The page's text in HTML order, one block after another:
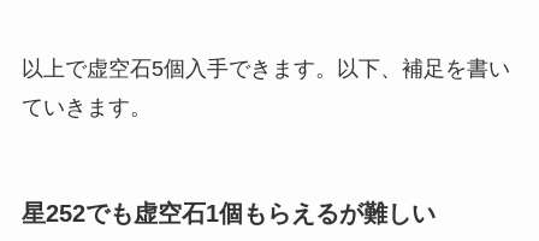
以上で虚空石5個入手できます。以下、補足を書い
ていきます。
星252でも虚空石1個もらえるが難しい